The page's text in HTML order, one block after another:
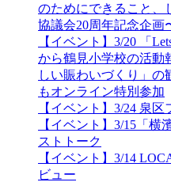
のためにできること、
協議会20周年記念企画
【イベント】3/20 「
から鶴見小学校の活動
しい賑わいづくり」の
もオンライン特別参加
【イベント】3/24 泉
【イベント】3/15「横
ストトーク
【イベント】3/14
ビュー